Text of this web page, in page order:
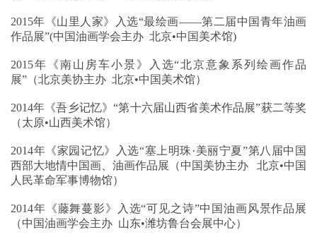
2015年《山里人家》入选“最绘画——第二届中国青年油画
作品展”(中国油画学会主办 北京•中国美术馆)
2015年《南山房车小景》入选“北京意象系列绘画作品
展”（北京美协主办 北京•中国美术馆）
2014年《吾乡记忆》“第十六届山西省美术作品展”获二等奖
（太原•山西美术馆）
2014年《家园记忆》入选“塞上明珠·美丽宁夏”第八届中国
西部大地情中国画、油画作品展（中国美协主办 北京•中国
人民革命军事博物馆）
2014年《藤舞蔓影》入选“可见之诗”中国油画风景作品展
（中国油画学会主办 山东•潍坊鲁台会展中心）